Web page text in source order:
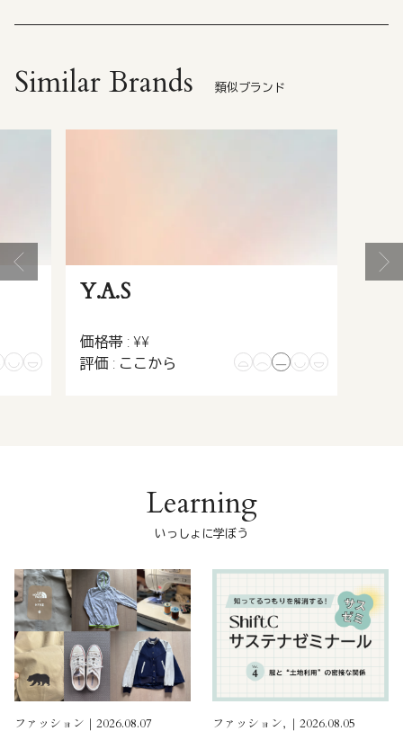
Similar Brands 類似ブランド
Y.A.S
価格帯 : ¥¥
評価 : ここから
Learning
いっしょに学ぼう
ファッション｜2026.08.07 ファッション, ｜2026.08.05